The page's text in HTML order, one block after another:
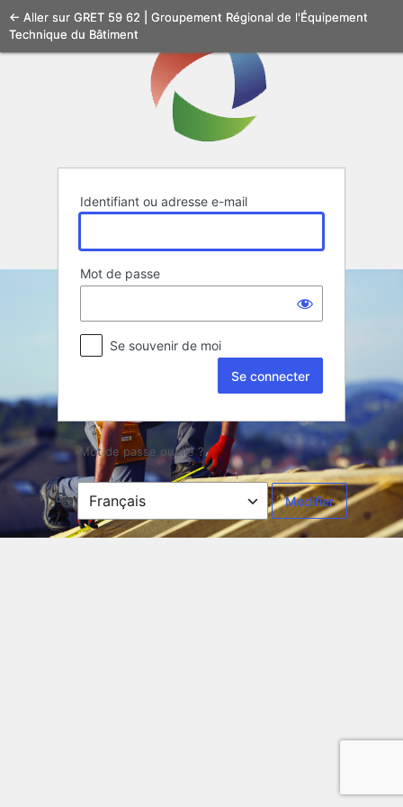
Se
connecter
Identifiant ou adresse e-mail
Mot de passe
Se souvenir de moi
Mot de passe oublié ?
← Aller sur GRET 59 62 | Groupement Régional de l'Équipement
Technique du Bâtiment
Langue